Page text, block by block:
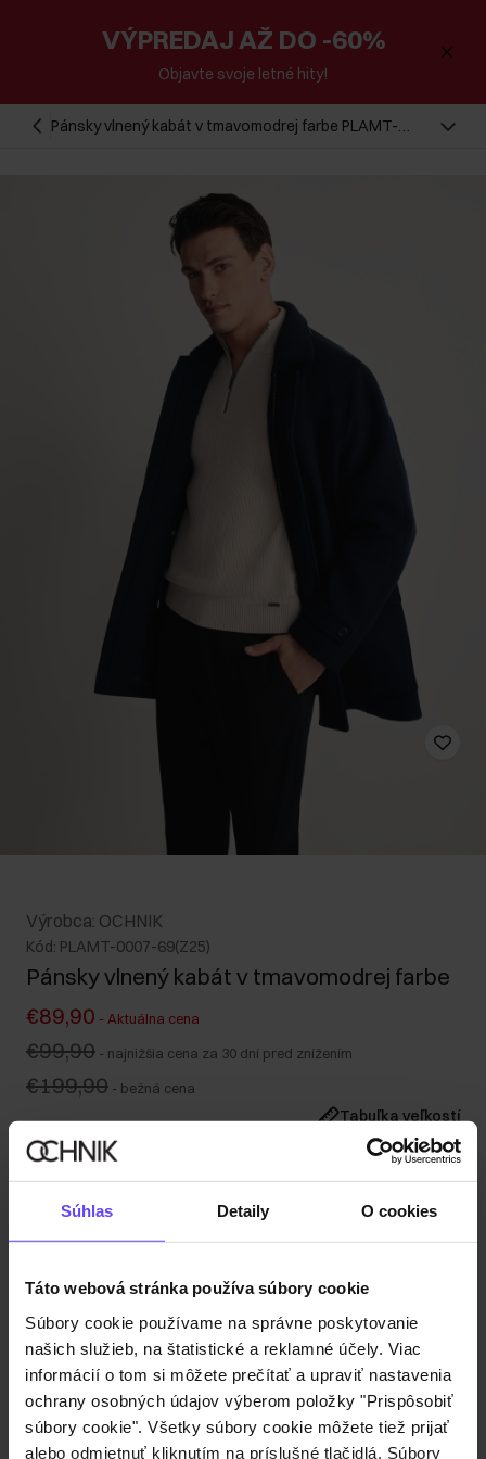
Súhlas Detaily O cookies
Táto webová stránka používa súbory cookie
Súbory cookie používame na správne poskytovanie
našich služieb, na štatistické a reklamné účely. Viac
informácií o tom si môžete prečítať a upraviť nastavenia
ochrany osobných údajov výberom položky "Prispôsobiť
súbory cookie". Všetky súbory cookie môžete tiež prijať
alebo odmietnuť kliknutím na príslušné tlačidlá. Súbory
VÝPREDAJ AŽ DO -60%
Objavte svoje letné hity!
Pánsky vlnený kabát v tmavomodrej farbe PLAMT-
Výrobca: OCHNIK
Kód: PLAMT-0007-69(Z25)
Pánsky vlnený kabát v tmavomodrej farbe
€89,90 - Aktuálna cena
€99,90 - najnižšia cena za 30 dní pred znížením
€199,90 - bežná cena
Tabuľka veľkostí
Vyberte veľkosť
Odoslanie do 1 pracovného dňa
Detaily
Zloženie